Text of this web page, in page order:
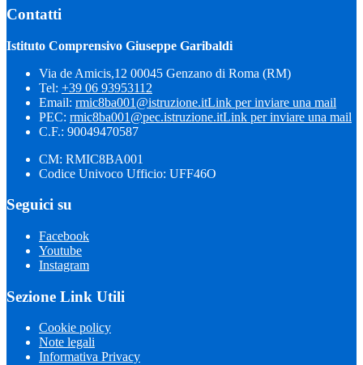
Contatti
Istituto Comprensivo Giuseppe Garibaldi
Via de Amicis,12 00045 Genzano di Roma (RM)
Tel: +39 06 93953112
Email: rmic8ba001@istruzione.itLink per inviare una mail
PEC: rmic8ba001@pec.istruzione.itLink per inviare una mail
C.F.: 90049470587
CM: RMIC8BA001
Codice Univoco Ufficio: UFF46O
Seguici su
Facebook
Youtube
Instagram
Sezione Link Utili
Cookie policy
Note legali
Informativa Privacy